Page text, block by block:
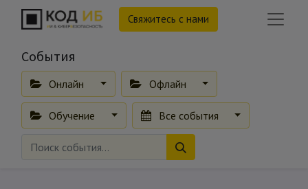
Свяжитесь с нами
События
Онлайн Офлайн
Обучение Все события